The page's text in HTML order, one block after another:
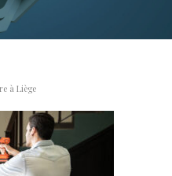
à Liège